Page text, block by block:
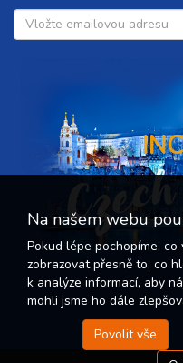
Na našem webu
Pokud lépe pochopíme, co
zobrazovat přesně to, co
k analýze informací, aby
mohli jsme ho dále
Povolit vše